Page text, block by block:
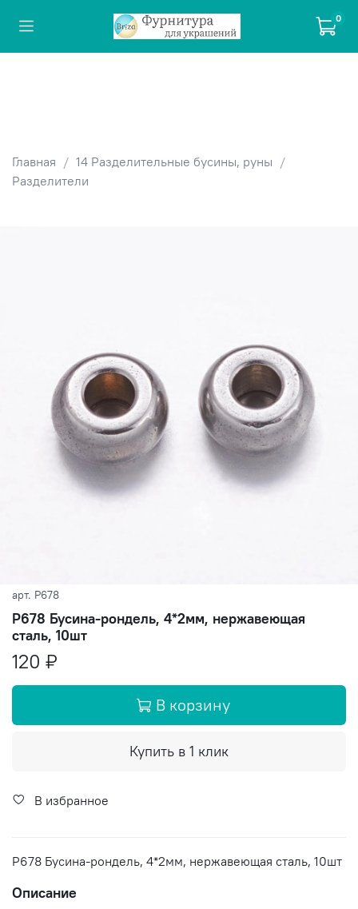
0
Главная
14 Разделительные бусины, руны
Разделители
арт. P678
P678 Бусина-рондель, 4*2мм, нержавеющая
сталь, 10шт
120 ₽
В корзину
Купить в 1 клик
В избранное
P678 Бусина-рондель, 4*2мм, нержавеющая сталь, 10шт
Описание